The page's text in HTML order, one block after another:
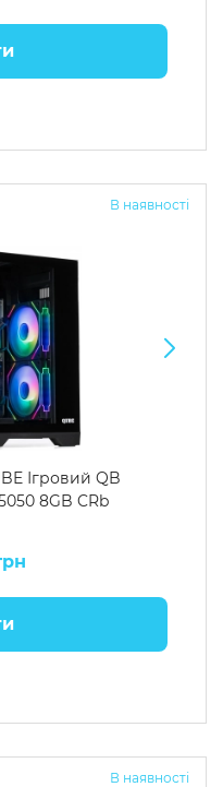
В наявності
Ігровий QB
8GB CRb
В наявності